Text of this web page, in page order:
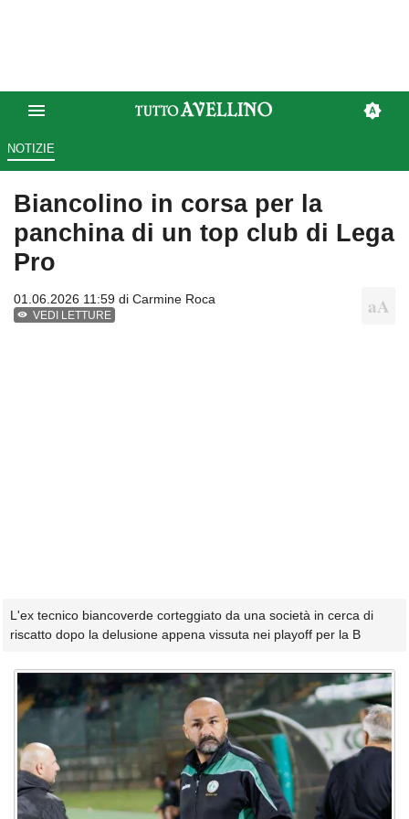
NOTIZIE
Biancolino in corsa per la
panchina di un top club di Lega
Pro
01.06.2026 11:59 di Carmine Roca
VEDI LETTURE
L'ex tecnico biancoverde corteggiato da una società in cerca di
riscatto dopo la delusione appena vissuta nei playoff per la B